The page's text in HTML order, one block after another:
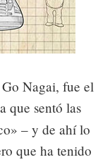
Nagai, fue el
que sentó las
– y de ahí lo
que ha tenido